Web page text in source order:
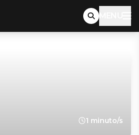
MENU
1 minuto/s